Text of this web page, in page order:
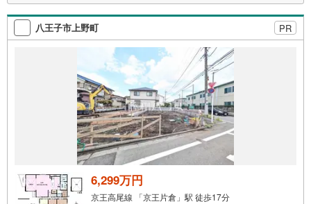
八王子市上野町 PR
6,299万円
京王高尾線 「京王片倉」駅 徒歩17分